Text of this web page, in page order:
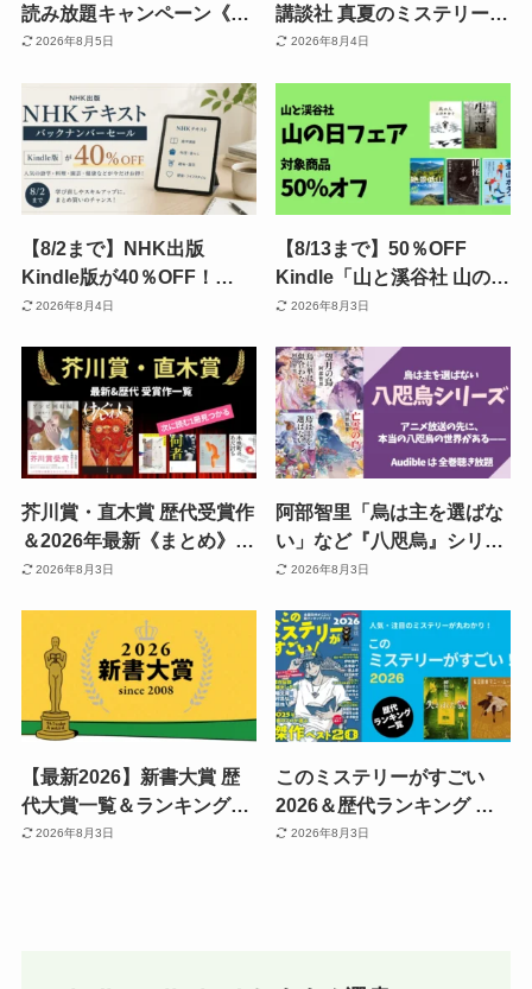
読み放題キャンペーン《30
日間/3か月無料・あなただ
特集| 人気ランキング | 2回
目・再入会も可かも
2026年8月5日
講談社 真夏のミステリーフ
ェア（Kindle小説) | 方舟／
ズ／ハサミ男／罪の声／虚
構推理
2026年8月4日
【8/2まで】NHK出版
Kindle版が40％OFF！
「NHKテキスト バックナ
理・暮らし・趣味・教養講
座 各種
2026年8月4日
【8/13まで】50％OFF
Kindle「山と溪谷社 山の日
フェア！」 登山・ハイキン
リー・ホラーなどがお得
2026年8月3日
芥川賞・直木賞 歴代受賞作
＆2026年最新《まとめ》 |
賞の特徴・おすすめ本・セ
《Kindleまとめ買いで最大
15%還元》
2026年8月3日
阿部智里「烏は主を選ばな
い」など『八咫烏』シリー
ズ あらすじ・相関図一覧・
送以降が面白い！Audible
なら全巻聴き放題
2026年8月3日
【最新2026】新書大賞 歴
代大賞一覧＆ランキング発
表結果《まとめ》 | 名著の
2026年8月3日
このミステリーがすごい
2026＆歴代ランキング 発
表結果一覧 国内・海外
2026年8月3日